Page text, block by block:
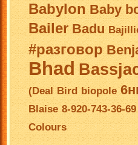
Babylon Baby
Bailer Badu
#разговор
Bhad
(Deal Bird biopole
Blaise 8-920-743-36-69
Colours